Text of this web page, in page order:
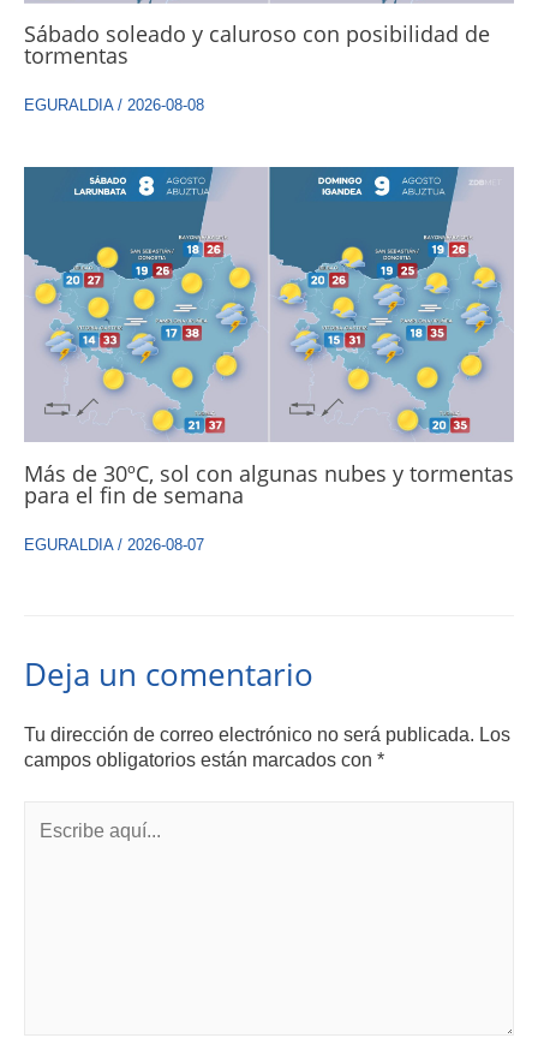
Sábado soleado y caluroso con posibilidad de
tormentas
EGURALDIA/ 2026-08-08
Más de 30ºC, sol con algunas nubes y tormentas
para el fin de semana
EGURALDIA/ 2026-08-07
Deja un comentario
Tu dirección de correo electrónico no será publicada. Los
campos obligatorios están marcados con *